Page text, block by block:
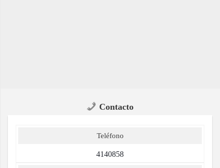
Contacto
Teléfono
4140858